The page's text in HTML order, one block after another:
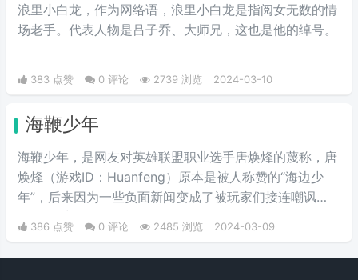
浪里小白龙，作为网络语，浪里小白龙是指阅女无数的情
场老手。代表人物是吕子乔、大师兄，这也是他的绰号。
383 点赞 0 评论 2739 浏览 2024-03-10
海鞭少年
海鞭少年，是网友对英雄联盟职业选手唐焕烽的蔑称，唐
焕烽（游戏ID：Huanfeng）原本是被人称赞的“海边少
年”，后来因为一些负面新闻变成了被玩家们接连嘲讽
386 点赞 0 评论 2485 浏览 2024-03-09